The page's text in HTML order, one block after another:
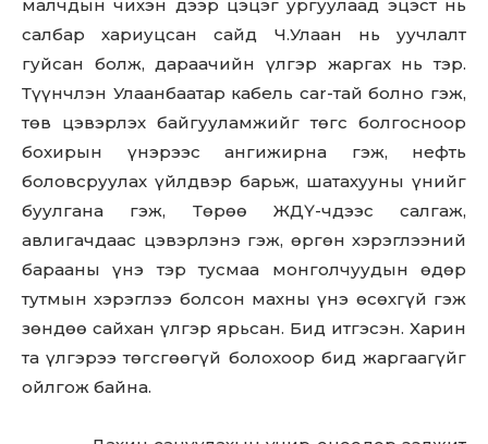
малчдын чихэн дээр цэцэг ургуулаад эцэст нь
салбар хариуцсан сайд Ч.Улаан нь уучлалт
гуйсан болж, дараачийн үлгэр жаргах нь тэр.
Түүнчлэн Улаанбаатар кабель car-тай болно гэж,
төв цэвэрлэх байгууламжийг төгс болгосноор
бохирын үнэрээс ангижирна гэж, нефть
боловсруулах үйлдвэр барьж, шатахууны үнийг
буулгана гэж, Төрөө ЖДҮ-чдээс салгаж,
авлигачдаас цэвэрлэнэ гэж, өргөн хэрэглээний
барааны үнэ тэр тусмаа монголчуудын өдөр
тутмын хэрэглээ болсон махны үнэ өсөхгүй гэж
зөндөө сайхан үлгэр ярьсан. Бид итгэсэн. Харин
та үлгэрээ төгсгөөгүй болохоор бид жаргаагүйг
ойлгож байна.